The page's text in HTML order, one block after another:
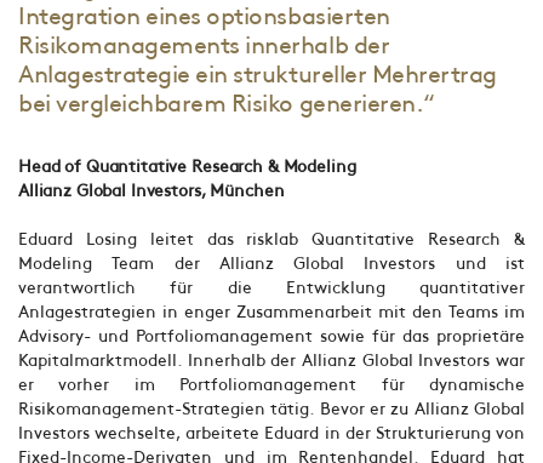
Integration eines optionsbasierten
Risikomanagements innerhalb der
Anlagestrategie ein struktureller Mehrertrag
bei vergleichbarem Risiko generieren.“
Head of Quantitative Research & Modeling
Allianz Global Investors, München
Eduard Losing leitet das risklab Quantitative Research &
Modeling Team der Allianz Global Investors und ist
verantwortlich für die Entwicklung quantitativer
Anlagestrategien in enger Zusammenarbeit mit den Teams im
Advisory- und Portfoliomanagement sowie für das proprietäre
Kapitalmarktmodell. Innerhalb der Allianz Global Investors war
er vorher im Portfoliomanagement für dynamische
Risikomanagement-Strategien tätig. Bevor er zu Allianz Global
Investors wechselte, arbeitete Eduard in der Strukturierung von
Fixed-Income-Derivaten und im Rentenhandel. Eduard hat